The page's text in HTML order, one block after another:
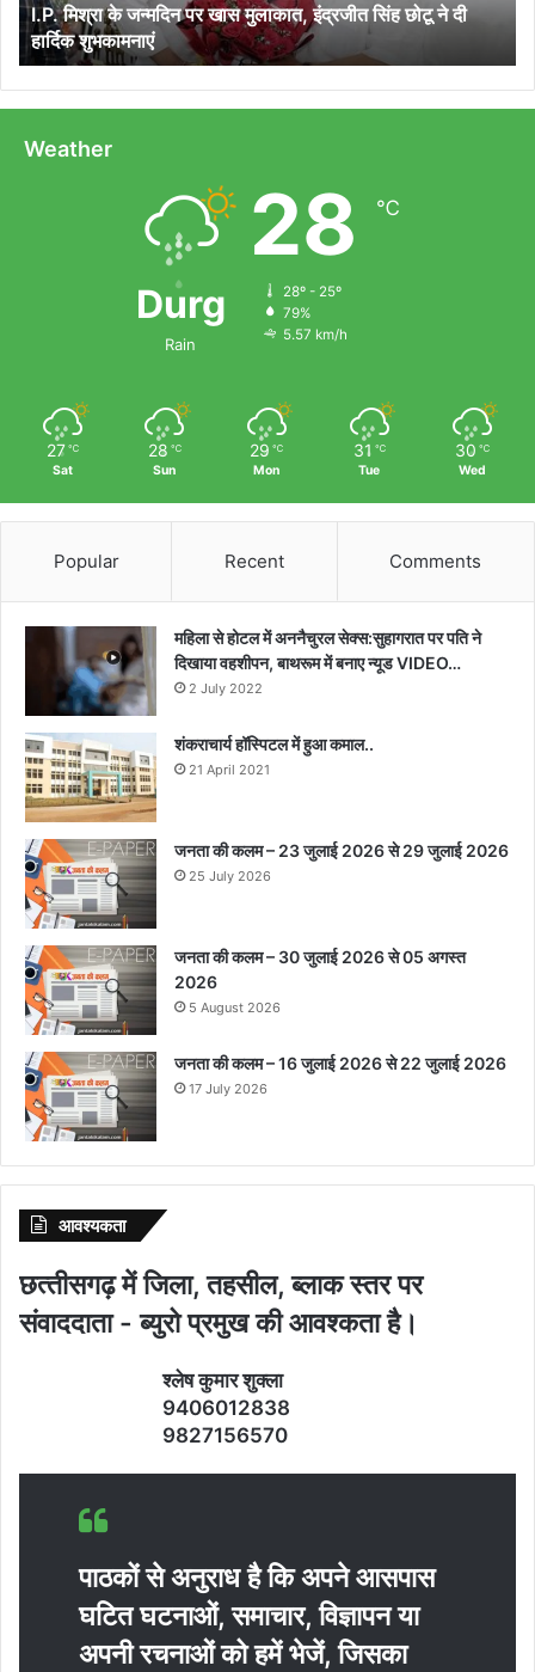
सिंह
छोटू
ने
दी
हार्दिक
शुभकामनाएं
I.P. मिश्रा के जन्मदिन पर खास मुलाकात, इंद्रजीत सिंह छोटू ने दी
हार्दिक शुभकामनाएं
Weather
Durg
Rain
28 ℃
28º - 25º
79%
5.57 km/h
27 ℃
Sat
28 ℃
Sun
29 ℃
Mon
31 ℃
Tue
30 ℃
Wed
Popular Recent Comments
महिला से होटल में अननैचुरल सेक्स:सुहागरात पर पति ने
दिखाया वहशीपन, बाथरूम में बनाए न्यूड VIDEO…
2 July 2022
शंकराचार्य हॉस्पिटल में हुआ कमाल..
21 April 2021
जनता की कलम – 23 जुलाई 2026 से 29 जुलाई 2026
25 July 2026
जनता की कलम – 30 जुलाई 2026 से 05 अगस्त
2026
5 August 2026
जनता की कलम – 16 जुलाई 2026 से 22 जुलाई 2026
17 July 2026
आवश्‍यकता
छत्‍तीसगढ़ में जिला, तहसील, ब्‍लाक स्‍तर पर
संवाददाता - ब्‍युरो प्रमुख की आवश्‍कता है।
श्‍लेष कुमार शुक्‍ला
9406012838
9827156570
पाठकों से अनुराध है कि अपने आसपास
घटित घटनाओं, समाचार, विज्ञापन या
अपनी रचनाओं को हमें भेजें, जिसका